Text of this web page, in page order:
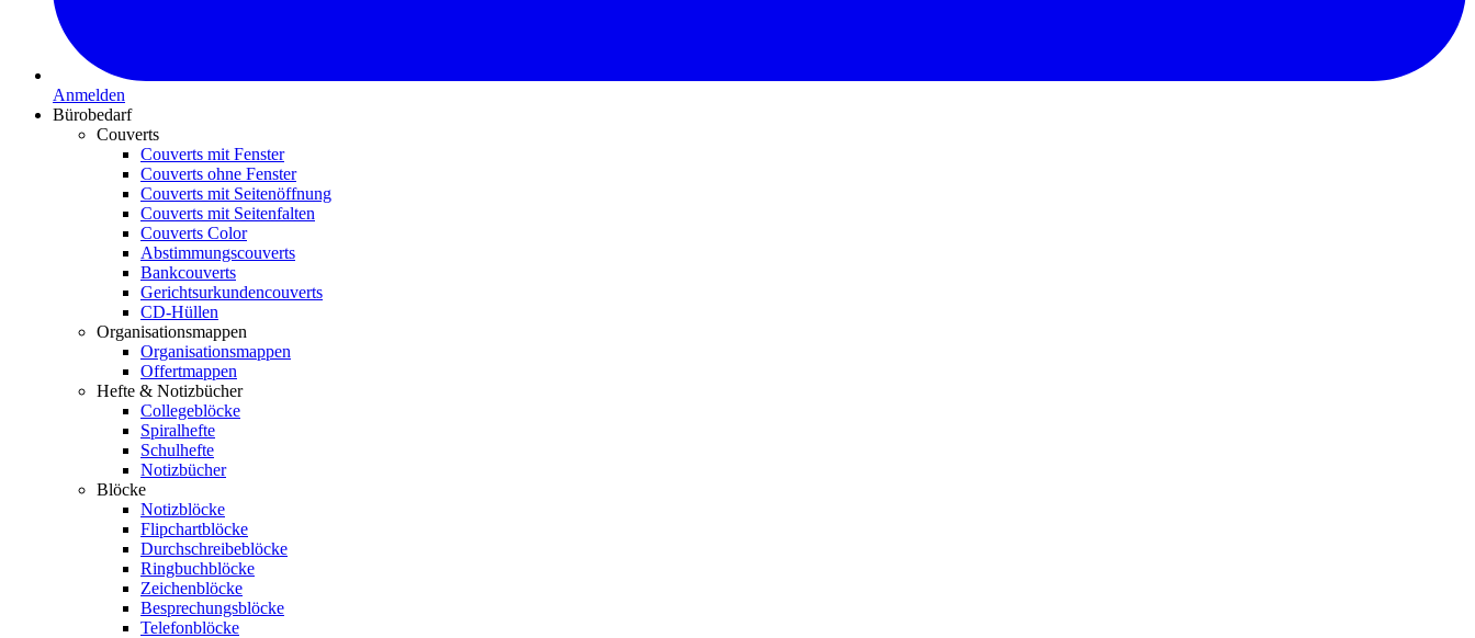
Anmelden
Bürobedarf
Couverts
Couverts mit Fenster
Couverts ohne Fenster
Couverts mit Seitenöffnung
Couverts mit Seitenfalten
Couverts Color
Abstimmungscouverts
Bankcouverts
Gerichtsurkundencouverts
CD-Hüllen
Organisationsmappen
Organisationsmappen
Offertmappen
Hefte & Notizbücher
Collegeblöcke
Spiralhefte
Schulhefte
Notizbücher
Blöcke
Notizblöcke
Flipchartblöcke
Durchschreibeblöcke
Ringbuchblöcke
Zeichenblöcke
Besprechungsblöcke
Telefonblöcke